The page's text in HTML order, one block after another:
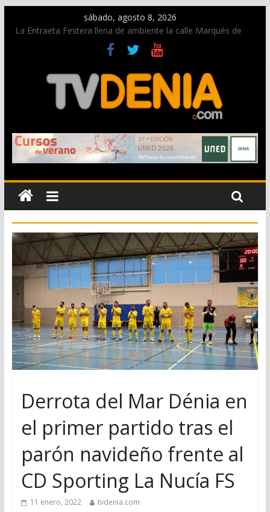
sábado, agosto 8, 2026
La Entraeta Festera llena de ambiente la calle Marqués de
Campo con la recepción a la Capitanía Cristiana
Dos personas fallecen en un grave accidente en la N-332
entre Benissa y Calp
Una nueva oportunidad para donar sangre en Cruz Roja
El bando moro protagonista en la Segunda Entraeta Festera
Paco Adsuar dona al Arxiu de Dénia más de 50.000 imágenes
de la memoria visual de la ciudad
Derrota del Mar Dénia en
el primer partido tras el
parón navideño frente al
CD Sporting La Nucía FS
11 enero, 2022 tvdenia.com